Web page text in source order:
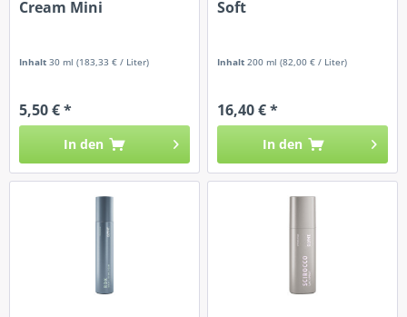
Cream Mini
Inhalt30 ml(183,33 € / Liter)
5,50 € *
In den
Soft
Inhalt 200 ml(82,00 € / Liter)
16,40 € *
In den